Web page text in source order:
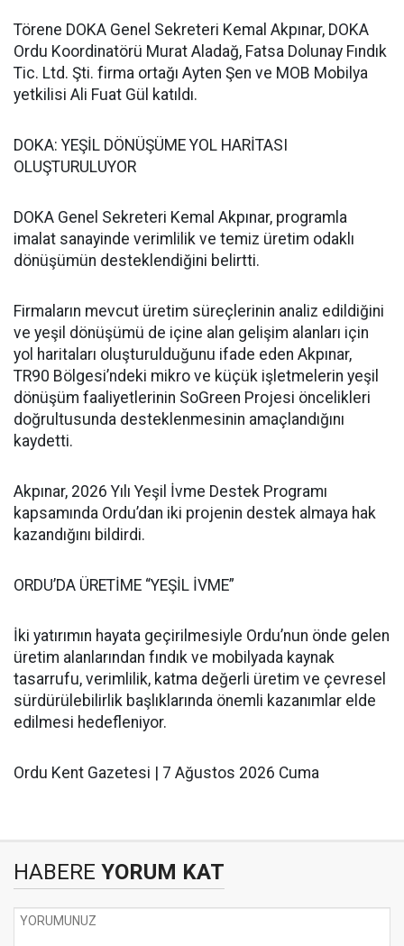
Törene DOKA Genel Sekreteri Kemal Akpınar, DOKA
Ordu Koordinatörü Murat Aladağ, Fatsa Dolunay Fındık
Tic. Ltd. Şti. firma ortağı Ayten Şen ve MOB Mobilya
yetkilisi Ali Fuat Gül katıldı.
DOKA: YEŞİL DÖNÜŞÜME YOL HARİTASI
OLUŞTURULUYOR
DOKA Genel Sekreteri Kemal Akpınar, programla
imalat sanayinde verimlilik ve temiz üretim odaklı
dönüşümün desteklendiğini belirtti.
Firmaların mevcut üretim süreçlerinin analiz edildiğini
ve yeşil dönüşümü de içine alan gelişim alanları için
yol haritaları oluşturulduğunu ifade eden Akpınar,
TR90 Bölgesi’ndeki mikro ve küçük işletmelerin yeşil
dönüşüm faaliyetlerinin SoGreen Projesi öncelikleri
doğrultusunda desteklenmesinin amaçlandığını
kaydetti.
Akpınar, 2026 Yılı Yeşil İvme Destek Programı
kapsamında Ordu’dan iki projenin destek almaya hak
kazandığını bildirdi.
ORDU’DA ÜRETİME “YEŞİL İVME”
İki yatırımın hayata geçirilmesiyle Ordu’nun önde gelen
üretim alanlarından fındık ve mobilyada kaynak
tasarrufu, verimlilik, katma değerli üretim ve çevresel
sürdürülebilirlik başlıklarında önemli kazanımlar elde
edilmesi hedefleniyor.
Ordu Kent Gazetesi | 7 Ağustos 2026 Cuma
HABERE YORUM KAT